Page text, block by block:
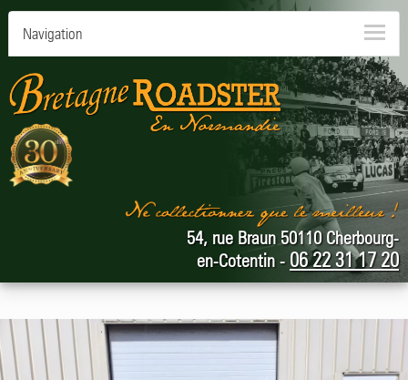
Navigation
54, rue Braun 50110 Cherbourg-
en-Cotentin - 06 22 31 17 20